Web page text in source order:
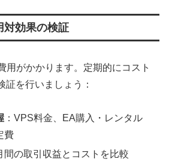
対効果の検証
用がかかります。定期的にコスト
証を行いましょう：
：VPS料金、EA購入・レンタル
費
間の取引収益とコストを比較